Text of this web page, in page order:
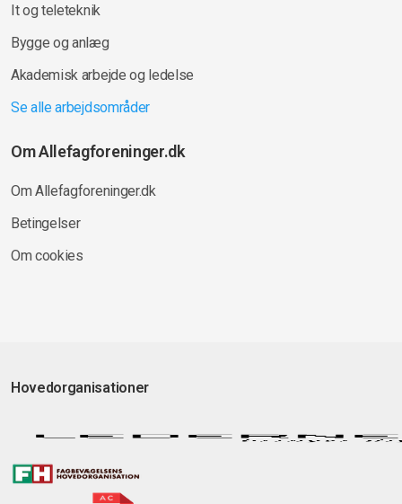
It og teleteknik
Bygge og anlæg
Akademisk arbejde og ledelse
Se alle arbejdsområder
Om Allefagforeninger.dk
Om Allefagforeninger.dk
Betingelser
Om cookies
Hovedorganisationer